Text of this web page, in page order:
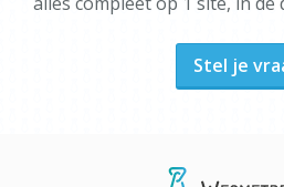
Stel je